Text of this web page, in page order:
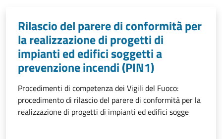
Rilascio del parere di conformità per
la realizzazione di progetti di
impianti ed edifici soggetti a
prevenzione incendi (PIN1)
Procedimenti di competenza dei Vigili del Fuoco:
procedimento di rilascio del parere di conformità per la
realizzazione di progetti di impianti ed edifici sogge